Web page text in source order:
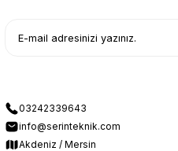
03242339643
info@serinteknik.com
Akdeniz / Mersin